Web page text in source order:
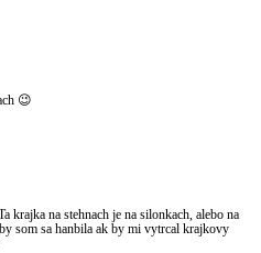
😉
krajka na stehnach je na silonkach, alebo na
som sa hanbila ak by mi vytrcal krajkovy